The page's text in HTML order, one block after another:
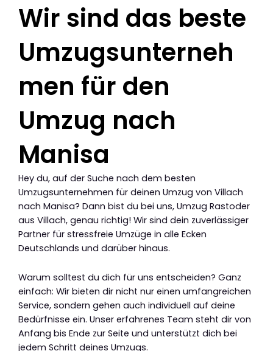
Wir sind das beste
Umzugsunterneh
men für den
Umzug nach
Manisa
Hey du, auf der Suche nach dem besten
Umzugsunternehmen für deinen Umzug von Villach
nach Manisa? Dann bist du bei uns, Umzug Rastoder
aus Villach, genau richtig! Wir sind dein zuverlässiger
Partner für stressfreie Umzüge in alle Ecken
Deutschlands und darüber hinaus.
Warum solltest du dich für uns entscheiden? Ganz
einfach: Wir bieten dir nicht nur einen umfangreichen
Service, sondern gehen auch individuell auf deine
Bedürfnisse ein. Unser erfahrenes Team steht dir von
Anfang bis Ende zur Seite und unterstützt dich bei
jedem Schritt deines Umzugs.